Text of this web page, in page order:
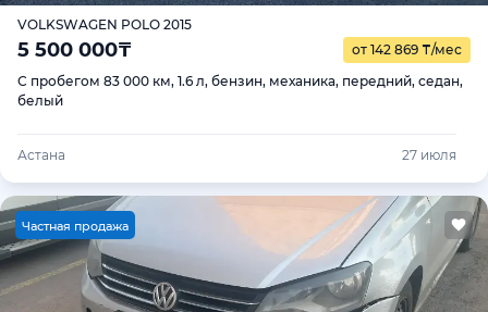
VOLKSWAGEN POLO 2015
5 500 000₸ от 142 869 ₸/мес
С пробегом 83 000 км, 1.6 л, бензин, механика, передний, седан,
белый
Астана 27 июля
Частная продажа